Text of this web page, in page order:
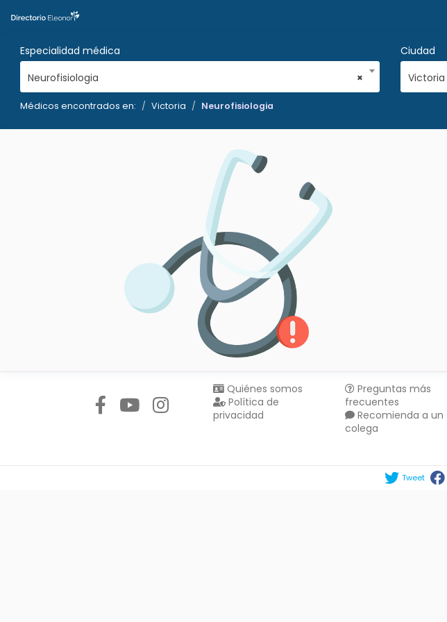
Especialidad médica
×
Neurofisiologia
Ciudad
Victoria
Médicos encontrados en: Victoria Neurofisiologia
Quiénes somos
Política de
privacidad
Preguntas más
frecuentes
Recomienda a un
colega
Tweet